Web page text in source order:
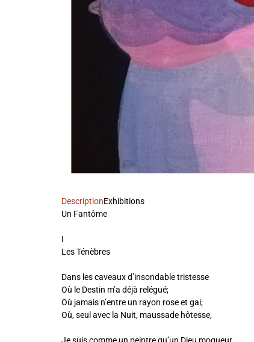
DescriptionExhibitions
Un Fantôme
I
Les Ténèbres
Dans les caveaux d’insondable tristesse
Où le Destin m’a déjà relégué;
Où jamais n’entre un rayon rose et gai;
Où, seul avec la Nuit, maussade hôtesse,